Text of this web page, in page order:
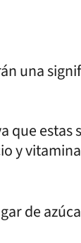
una
que
y
de